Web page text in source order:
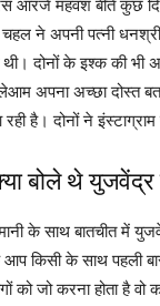
आरजे महवश बीते कुछ
ने अपनी पत्नी
थी। दोनों के इश्क की
अपना अच्छा दोस्त
है। दोनों ने
बोले थे
के साथ बातचीत में
आप किसी के साथ पहली
को जो करना होता है